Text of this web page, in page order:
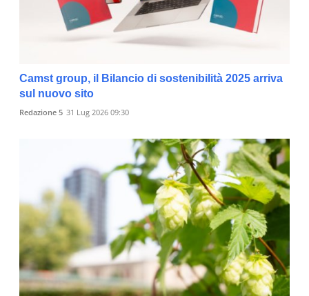
Camst group, il Bilancio di sostenibilità 2025 arriva
sul nuovo sito
Redazione 5 31 Lug 2026 09:30